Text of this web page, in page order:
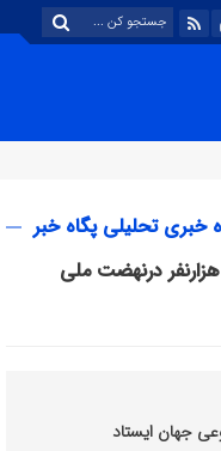
خبری تحلیلی پگاه خبر
درنهضت ملی
جهان ایستاد